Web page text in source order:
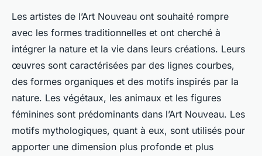
Les artistes de l’Art Nouveau ont souhaité rompre
avec les formes traditionnelles et ont cherché à
intégrer la nature et la vie dans leurs créations. Leurs
œuvres sont caractérisées par des lignes courbes,
des formes organiques et des motifs inspirés par la
nature. Les végétaux, les animaux et les figures
féminines sont prédominants dans l’Art Nouveau. Les
motifs mythologiques, quant à eux, sont utilisés pour
apporter une dimension plus profonde et plus